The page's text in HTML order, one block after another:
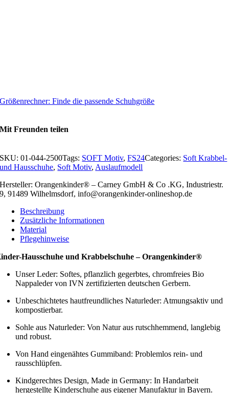
Größenrechner: Finde die passende Schuhgröße
Mit Freunden teilen
SKU:01-044-2500Tags: SOFT Motiv,FS24Categories: Soft Krabbel-
und Hausschuhe, Soft Motiv, Auslaufmodell
Hersteller: Orangenkinder® – Carney GmbH & Co .KG, Industriestr.
9, 91489 Wilhelmsdorf, info@orangenkinder-onlineshop.de
Beschreibung
Zusätzliche Informationen
Material
Pflegehinweise
Hausschuhe und Krabbelschuhe – Orangenkinder®
Unser Leder: Softes, pflanzlich gegerbtes, chromfreies Bio
Nappaleder von IVN zertifizierten deutschen Gerbern.
Unbeschichtetes hautfreundliches Naturleder: Atmungsaktiv und
kompostierbar.
Sohle aus Naturleder: Von Natur aus rutschhemmend, langlebig
und robust.
Von Hand eingenähtes Gummiband: Problemlos rein- und
rausschlüpfen.
Kindgerechtes Design, Made in Germany: In Handarbeit
hergestellte Kinderschuhe aus eigener Manufaktur in Bayern.